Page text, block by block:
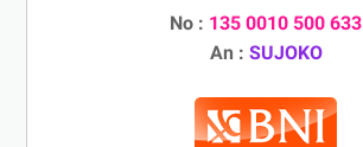
No : 135 0010 500 633
An : SUJOKO